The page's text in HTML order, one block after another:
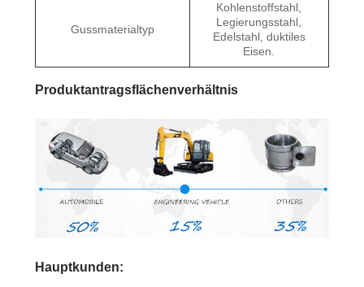
Gussmaterialtyp
Kohlenstoffstahl,
Legierungsstahl,
Edelstahl, duktiles
Eisen.
Produktantragsflächenverhältnis
Hauptkunden: